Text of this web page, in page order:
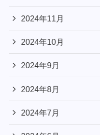
2024年11月
2024年10月
2024年9月
2024年8月
2024年7月